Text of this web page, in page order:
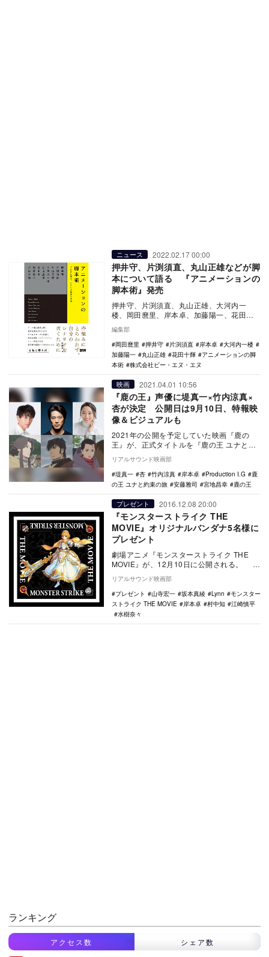
ニュース 2022.02.17 00:00
押井守、片渕須直、丸山正雄などが脚
本について語る 『アニメーションの
脚本術』発売
押井守、片渕須直、丸山正雄、大河内一
楼、岡田麿里、岸本卓、加藤陽一、花田十
輝のインタビューなどが収録された書籍
『アニメーションの…
編集部
岡田麿里
押井守 片渕須直 岸本卓
大河内一楼
加藤陽一
丸山正雄 花田十輝
アニメーションの脚
本術
株式会社ビー・エヌ・エヌ
映画 2021.04.01 10:56
『鹿の王』声優に堤真一×竹内涼真×
杏が決定 公開日は9月10日、特報映
像＆ビジュアルも
2021年の公開を予定していた映画『鹿の
王』が、正式タイトルを『鹿の王 ユナと約
束の旅』とし、9月10日に公開されることが
決定。…
リアルサウンド映画部
堤真一
杏 竹内涼真 岸本卓 Production I.G
鹿
の王 ユナと約束の旅
安藤雅司 宮地昌幸 鹿の王
プレゼント 2016.12.08 20:00
『モンスターストライク THE
MOVIE』オリジナルバンダナ5名様に
プレゼント
劇場アニメ『モンスターストライク THE
MOVIE』が、12月10日に公開される。 本
作は、スマホアプリ「モンスターストラ
イ…
リアルサウンド映画部
プレゼント
山寺宏一 坂本真綾 Lynn
モンスター
ストライク THE MOVIE
岸本卓 村中知
江崎慎平
水樹奈々
ランキング
アクセス数 シェア数